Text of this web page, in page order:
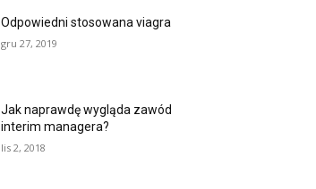
Odpowiedni stosowana viagra
gru 27, 2019
Jak naprawdę wygląda zawód
interim managera?
lis 2, 2018